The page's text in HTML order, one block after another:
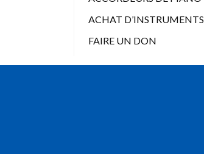
ACHAT D’INSTRUMENTS
FAIRE UN DON